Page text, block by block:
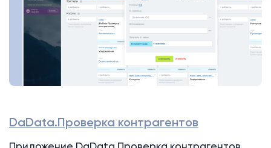
DaData.Проверка контрагентов